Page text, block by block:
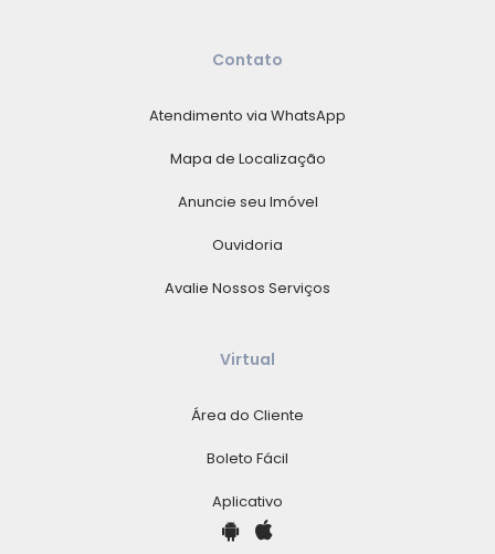
Contato
Atendimento via WhatsApp
Mapa de Localização
Anuncie seu Imóvel
Ouvidoria
Avalie Nossos Serviços
Virtual
Área do Cliente
Boleto Fácil
Aplicativo